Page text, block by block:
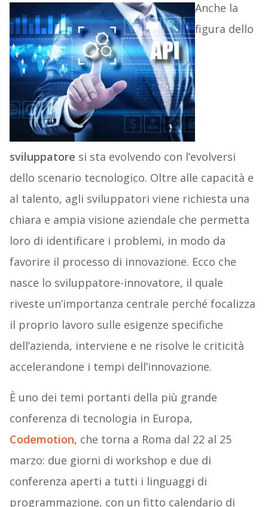
Anche la
figura dello
sviluppatore si sta evolvendo con l’evolversi
dello scenario tecnologico. Oltre alle capacità e
al talento, agli sviluppatori viene richiesta una
chiara e ampia visione aziendale che permetta
loro di identificare i problemi, in modo da
favorire il processo di innovazione. Ecco che
nasce lo sviluppatore-innovatore, il quale
riveste un’importanza centrale perché focalizza
il proprio lavoro sulle esigenze specifiche
dell’azienda, interviene e ne risolve le criticità
accelerandone i tempi dell’innovazione.
È uno dei temi portanti della più grande
conferenza di tecnologia in Europa,
Codemotion, che torna a Roma dal 22 al 25
marzo: due giorni di workshop e due di
conferenza aperti a tutti i linguaggi di
programmazione, con un fitto calendario di